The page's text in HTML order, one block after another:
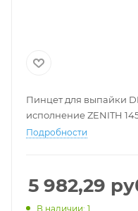
Пинцет для выпайки
исполнение ZENITH
Подробности
5 982,29
В наличии: 1